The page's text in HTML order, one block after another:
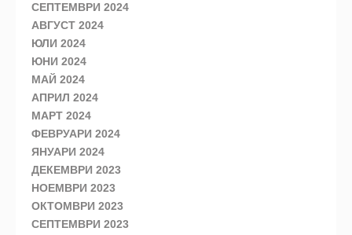
СЕПТЕМВРИ 2024
АВГУСТ 2024
ЮЛИ 2024
ЮНИ 2024
МАЙ 2024
АПРИЛ 2024
МАРТ 2024
ФЕВРУАРИ 2024
ЯНУАРИ 2024
ДЕКЕМВРИ 2023
НОЕМВРИ 2023
ОКТОМВРИ 2023
СЕПТЕМВРИ 2023